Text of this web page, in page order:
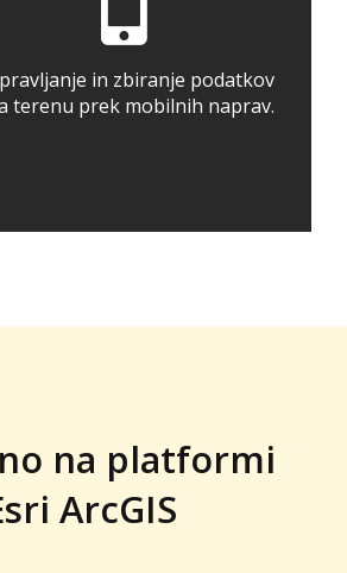
in zbiranje podatkov
terenu prek mobilnih naprav.
na platformi
ArcGIS